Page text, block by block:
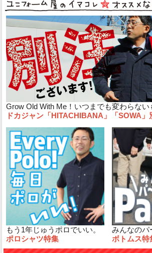
Grow Old With Me！いつまでも変わらない
ドカジャン「HITACHIBANA」「SOWA」
もう1年じゅうポロでいい。
ポロシャツ特集
みんなのパ
ボトムス特